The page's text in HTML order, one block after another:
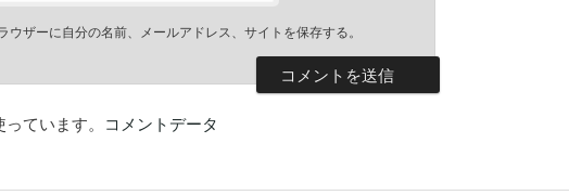
ザーに自分の名前、メールアドレス、サイトを保存する。
ています。 コメントデータ